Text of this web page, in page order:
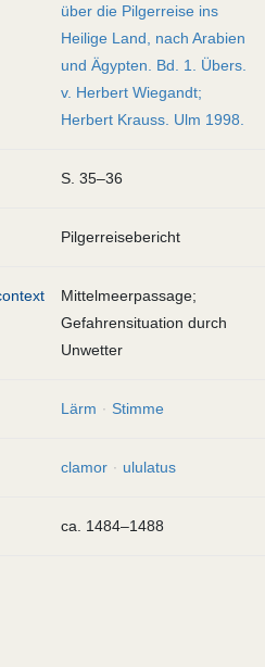
über die Pilgerreise ins
Heilige Land, nach Arabien
und Ägypten. Bd. 1. Übers.
v. Herbert Wiegandt;
Herbert Krauss. Ulm 1998.
S. 35–36
Pilgerreisebericht
Mittelmeerpassage;
Gefahrensituation durch
Unwetter
Lärm Stimme
clamor ululatus
ca. 1484–1488